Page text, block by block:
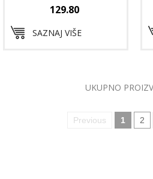
129.80
SAZNAJ VIŠE
UKUPNO
Previous 1 2